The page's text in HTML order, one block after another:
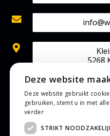
5268
KVK: 70524602
BTW:
IBAN: NL50 RABO
Deze website
Deze website gebruikt
gebruiken, stemt u in met
verder
STRIKT